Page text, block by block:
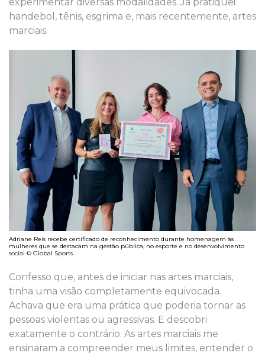
handebol, tênis, esgrima e, mais recentemente, artes
marciais.
Adriane Reis recebe certificado de reconhecimento durante homenagem às
mulheres que se destacam na gestão pública, no esporte e no desenvolvimento
social © Global Sports
Confesso que, antes de iniciar nas artes marciais,
tinha uma visão completamente equivocada.
Achava que era uma prática que poderia tornar as
pessoas violentas ou agressivas. E descobri
exatamente o contrário. As artes marciais me
ensinaram a compreender meus limites, entender o